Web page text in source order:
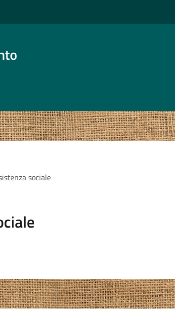
sociale